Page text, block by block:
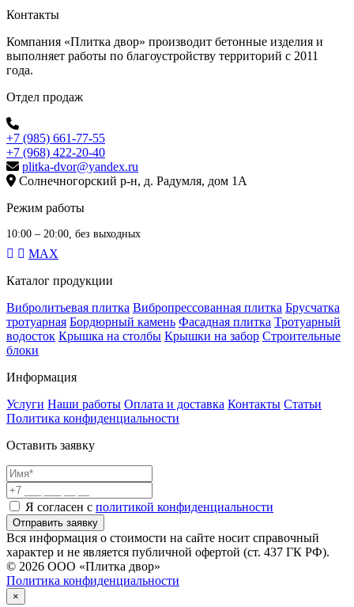
Контакты
Компания «Плитка двор» производит бетонные изделия и
выполняет работы по благоустройству территорий с 2011
года.
Отдел продаж
+7 (985) 661-77-55
+7 (968) 422-20-40
plitka-dvor@yandex.ru
Солнечногорский р-н, д. Радумля, дом 1А
Режим работы
10:00 – 20:00, без выходных
MAX
Каталог продукции
Вибролитьевая плитка Вибропрессованная плитка Брусчатка
тротуарная Бордюрный камень Фасадная плитка Тротуарный
водосток Крышка на столбы Крышки на забор Строительные
блоки
Информация
Услуги Наши работы Оплата и доставка Контакты Статьи
Политика конфиденциальности
Оставить заявку
Я согласен с политикой конфиденциальности
Отправить заявку
Вся информация о стоимости на сайте носит справочный
характер и не является публичной офертой (ст. 437 ГК РФ).
© 2026 ООО «Плитка двор»
Политика конфиденциальности
×